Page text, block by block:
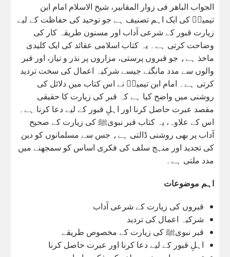
الجواب الباھر فی زوار المقابیر، شیخ الاسلام امام ابن
تیمیہؒ کی ایک اہم تصنیف ہے جو توحید کی حفاظت کے لیے
زیارت قبور کے شرعی آداب اور مسنون طریقہ کار کی
وضاحت کرتی ہے۔ یہ کتاب اسلامی عقائد کی ایک کلیدی
ماخذ ہے، جو قبروں پرستی، مزاروں پر نذر و نیاز، اور قبر
والوں سے مدد مانگنے جیسے شرکیہ اعمال کی سخت تردید
کرتی ہے۔ امام ابن تیمیہؒ نے اس کتاب میں دلائل کی
روشنی میں واضح کیا ہے کہ قبر کی زیارت کا حقیقی
مقصد عبرت حاصل کرنا اور اہلِ قبور کے لیے دعا کرنا ہے۔
اس کے علاوہ، یہ کتاب قبر نبویﷺ کی زیارت کے صحیح
آداب پر بھی روشنی ڈالتی ہے، جس سے مسلمانوں کو دین
کی تجدید اور منہج سلف کی فکری اساس کو سمجھنے میں
مدد ملتی ہے۔
اہم موضوعات
قبروں کی زیارت کے شرعی آداب
شرکیہ اعمال کی تردید
قبر نبویﷺ کی زیارت کے مخصوص طریقے
اہلِ قبور کے لیے دعا کرنا اور عبرت حاصل کرنا